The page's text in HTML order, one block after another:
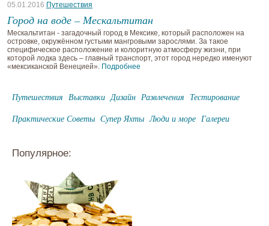
05.01.2016 Путешествия
Город на воде – Мескальтитан
Мескальтитан - загадочный город в Мексике, который расположен на
островке, окружённом густыми мангровыми зарослями. За такое
специфическое расположение и колоритную атмосферу жизни, при
которой лодка здесь – главный транспорт, этот город нередко именуют
«мексиканской Венецией». Подробнее
Путешествия Выставки Дизайн Развлечения Тестирование
Практические Советы Супер Яхты Люди и море Галереи
Популярное: